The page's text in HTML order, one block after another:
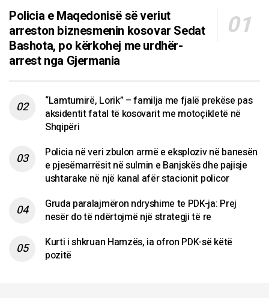
Policia e Maqedonisë së veriut
arreston biznesmenin kosovar Sedat
Bashota, po kërkohej me urdhër-
arrest nga Gjermania
“Lamtumirë, Lorik” – familja me fjalë prekëse pas
aksidentit fatal të kosovarit me motoçikletë në
Shqipëri
Policia në veri zbulon armë e eksploziv në banesën
e pjesëmarrësit në sulmin e Banjskës dhe pajisje
ushtarake në një kanal afër stacionit policor
Gruda paralajmëron ndryshime te PDK-ja: Prej
nesër do të ndërtojmë një strategji të re
Kurti i shkruan Hamzës, ia ofron PDK-së këtë
pozitë